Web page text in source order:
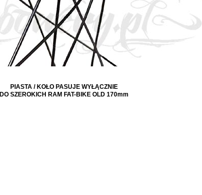
PIASTA / KOŁO PASUJE WYŁĄCZNIE
DO SZEROKICH RAM FAT-BIKE OLD 170mm